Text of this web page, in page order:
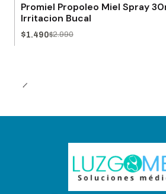
Promiel Propoleo Miel Spray
Irritacion Bucal
$1.490$2.990